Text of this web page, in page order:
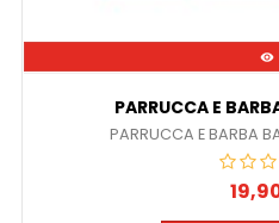

PARRUCCA E
PARRUCCA E BARBA